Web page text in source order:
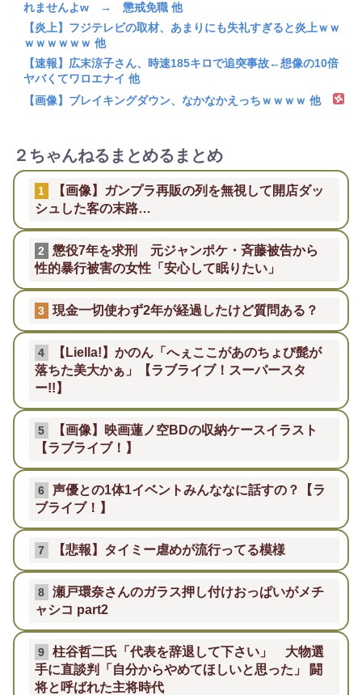
れませんよw → 懲戒免職 他
【炎上】フジテレビの取材、あまりにも失礼すぎると炎上ｗｗ
ｗｗｗｗｗｗ 他
【速報】広末涼子さん、時速185キロで追突事故←想像の10倍
ヤバくてワロエナイ 他
【画像】ブレイキングダウン、なかなかえっちｗｗｗｗ 他
２ちゃんねるまとめるまとめ
1
【画像】ガンプラ再販の列を無視して開店ダッ
シュした客の末路…
2
懲役7年を求刑 元ジャンポケ・斉藤被告から
性的暴行被害の女性「安心して眠りたい」
3 現金一切使わず2年が経過したけど質問ある？
4
【Liella!】かのん「へぇここがあのちょび髭が
落ちた美大かぁ」【ラブライブ！スーパースタ
ー!!】
5
【画像】映画蓮ノ空BDの収納ケースイラスト
【ラブライブ！】
6
声優との1体1イベントみんななに話すの？【ラ
ブライブ！】
7 【悲報】タイミー虐めが流行ってる模様
8
瀬戸環奈さんのガラス押し付けおっぱいがメチ
ャシコ part2
9
柱谷哲二氏「代表を辞退して下さい」 大物選
手に直談判「自分からやめてほしいと思った」 闘
将と呼ばれた主将時代